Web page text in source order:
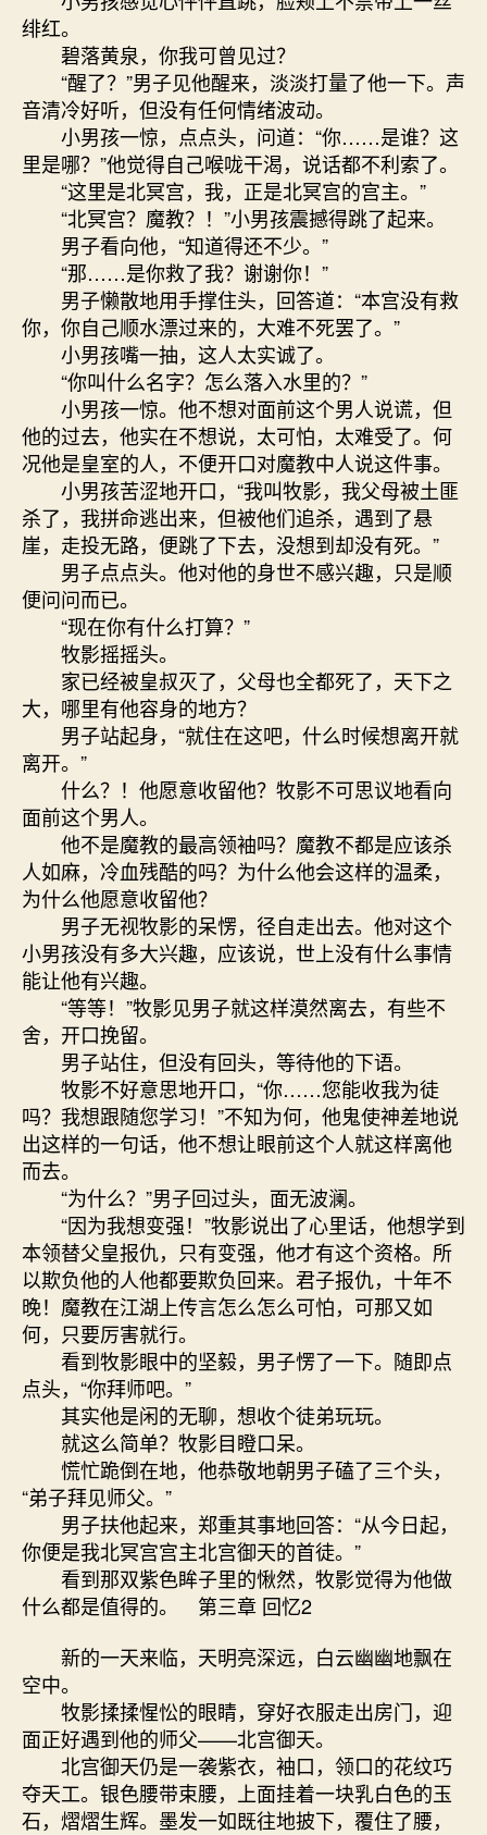
绯红。
碧落黄泉，你我可曾见过？
“醒了？”男子见他醒来，淡淡打量了他一下。声
音清冷好听，但没有任何情绪波动。
小男孩一惊，点点头，问道：“你……是谁？这
里是哪？”他觉得自己喉咙干渴，说话都不利索了。
“这里是北冥宫，我，正是北冥宫的宫主。”
“北冥宫？魔教？！”小男孩震撼得跳了起来。
男子看向他，“知道得还不少。”
“那……是你救了我？谢谢你！”
男子懒散地用手撑住头，回答道：“本宫没有救
你，你自己顺水漂过来的，大难不死罢了。”
小男孩嘴一抽，这人太实诚了。
“你叫什么名字？怎么落入水里的？”
小男孩一惊。他不想对面前这个男人说谎，但
他的过去，他实在不想说，太可怕，太难受了。何
况他是皇室的人，不便开口对魔教中人说这件事。
小男孩苦涩地开口，“我叫牧影，我父母被土匪
杀了，我拼命逃出来，但被他们追杀，遇到了悬
崖，走投无路，便跳了下去，没想到却没有死。”
男子点点头。他对他的身世不感兴趣，只是顺
便问问而已。
“现在你有什么打算？”
牧影摇摇头。
家已经被皇叔灭了，父母也全都死了，天下之
大，哪里有他容身的地方？
男子站起身，“就住在这吧，什么时候想离开就
离开。”
什么？！他愿意收留他？牧影不可思议地看向
面前这个男人。
他不是魔教的最高领袖吗？魔教不都是应该杀
人如麻，冷血残酷的吗？为什么他会这样的温柔，
为什么他愿意收留他？
男子无视牧影的呆愣，径自走出去。他对这个
小男孩没有多大兴趣，应该说，世上没有什么事情
能让他有兴趣。
“等等！”牧影见男子就这样漠然离去，有些不
舍，开口挽留。
男子站住，但没有回头，等待他的下语。
牧影不好意思地开口，“你……您能收我为徒
吗？我想跟随您学习！”不知为何，他鬼使神差地说
出这样的一句话，他不想让眼前这个人就这样离他
而去。
“为什么？”男子回过头，面无波澜。
“因为我想变强！”牧影说出了心里话，他想学到
本领替父皇报仇，只有变强，他才有这个资格。所
以欺负他的人他都要欺负回来。君子报仇，十年不
晚！魔教在江湖上传言怎么怎么可怕，可那又如
何，只要厉害就行。
看到牧影眼中的坚毅，男子愣了一下。随即点
点头，“你拜师吧。”
其实他是闲的无聊，想收个徒弟玩玩。
就这么简单？牧影目瞪口呆。
慌忙跪倒在地，他恭敬地朝男子磕了三个头，
“弟子拜见师父。”
男子扶他起来，郑重其事地回答：“从今日起，
你便是我北冥宫宫主北宫御天的首徒。”
看到那双紫色眸子里的愀然，牧影觉得为他做
什么都是值得的。 第三章 回忆2
新的一天来临，天明亮深远，白云幽幽地飘在
空中。
牧影揉揉惺忪的眼睛，穿好衣服走出房门，迎
面正好遇到他的师父——北宫御天。
北宫御天仍是一袭紫衣，袖口，领口的花纹巧
夺天工。银色腰带束腰，上面挂着一块乳白色的玉
石，熠熠生辉。墨发一如既往地披下，覆住了腰，